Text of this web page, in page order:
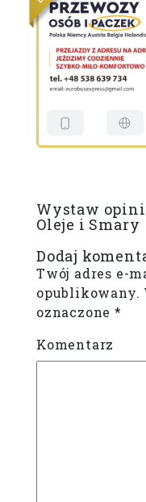
Wystaw
Oleje i Smary
Dodaj
Twój adres e-
opublikowany.
oznaczone*
Komentarz